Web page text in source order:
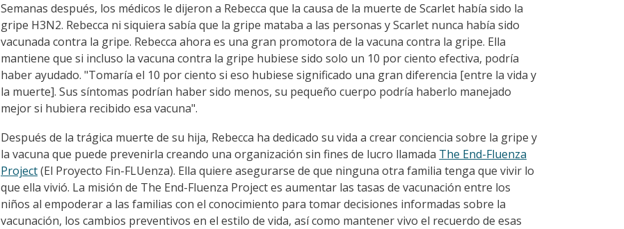
Semanas después, los médicos le dijeron a Rebecca que la causa de la muerte de Scarlet había sido la
gripe H3N2. Rebecca ni siquiera sabía que la gripe mataba a las personas y Scarlet nunca había sido
vacunada contra la gripe. Rebecca ahora es una gran promotora de la vacuna contra la gripe. Ella
mantiene que si incluso la vacuna contra la gripe hubiese sido solo un 10 por ciento efectiva, podría
haber ayudado. "Tomaría el 10 por ciento si eso hubiese significado una gran diferencia [entre la vida y
la muerte]. Sus síntomas podrían haber sido menos, su pequeño cuerpo podría haberlo manejado
mejor si hubiera recibido esa vacuna".
Después de la trágica muerte de su hija, Rebecca ha dedicado su vida a crear conciencia sobre la gripe y
la vacuna que puede prevenirla creando una organización sin fines de lucro llamada The End-Fluenza
Project(El Proyecto Fin-FLUenza). Ella quiere asegurarse de que ninguna otra familia tenga que vivir lo
que ella vivió. La misión de The End-Fluenza Project es aumentar las tasas de vacunación entre los
niños al empoderar a las familias con el conocimiento para tomar decisiones informadas sobre la
vacunación, los cambios preventivos en el estilo de vida, así como mantener vivo el recuerdo de esas